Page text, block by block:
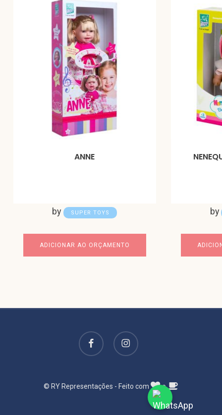
ANNE
by SUPER TOYS
ADICIONAR AO ORÇAMENTO
by
facebook instagram
© RY Representações - Feito com e